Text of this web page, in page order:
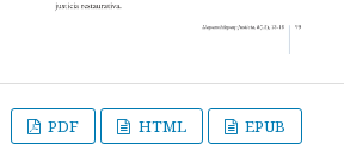
PDF HTML EPUB